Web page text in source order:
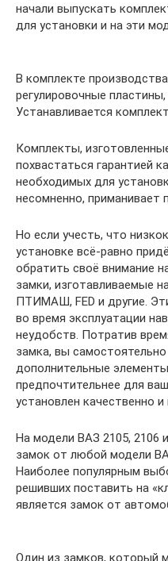
начали выпускать
для установки и на эти
В комплекте
регулировочные
Устанавливается
Комплекты,
похвастаться гарантией
необходимых для
несомненно, приманивает
Но если учесть, что
установке всё-равно
обратить своё внимание
замки, изготавливаемые
ПТИМАШ, FED и другие.
во время эксплуатации
неудобств. Потратив
замка, вы
дополнительные
предпочтительнее для
установлен качественно
На модели ВАЗ 2105, 2106
замок от любой модели
Наиболее популярным
решивших поставить на
является замок от
Один из замков, который